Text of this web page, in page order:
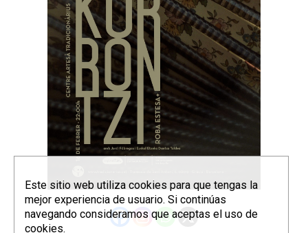
Este sitio web utiliza cookies para que tengas la
mejor experiencia de usuario. Si continúas
navegando consideramos que aceptas el uso de
cookies.